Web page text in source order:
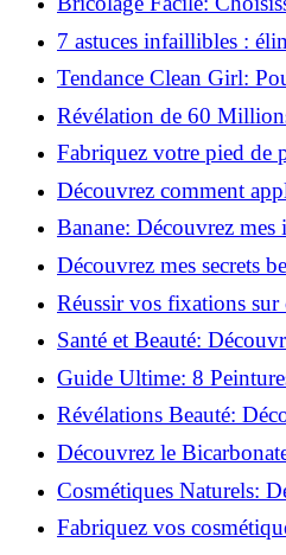
pour Chaque Matériau!
7 astuces infaillibles :
rapidement !
Tendance Clean Girl:
l'adoptent?
Révélation de 60
Découvrez le meilleur
peau!
Fabriquez votre pied de
tutoriel facile !
Découvrez comment
Techniques pour un mur
Banane: Découvrez mes
beauté!
Découvrez mes secrets
vertus du curcuma!
Réussir vos fixations sur
astuces infaillibles !
Santé et Beauté:
Bien-être Optimal!
Guide Ultime: 8
Bois Extérieurs!
Révélations Beauté:
Thé Vert Matcha!
Découvrez le
pour Votre Quotidien!
Cosmétiques Naturels:
Beauté Éco-responsables!
Fabriquez vos